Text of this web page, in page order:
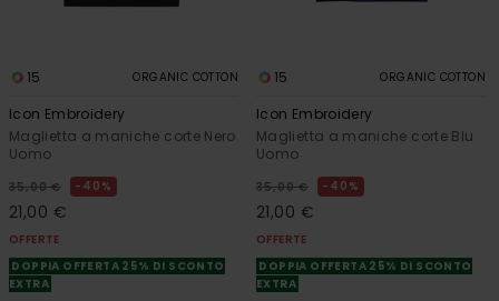
15 ORGANIC COTTON
Icon Embroidery
Maglietta a maniche corte Nero
Uomo
35,00 € 40%
21,00 €
OFFERTE
DOPPIA OFFERTA 25% DI SCONTO
EXTRA
15 ORGANIC COTTON
Icon Embroidery
Maglietta a maniche corte Blu
Uomo
35,00 € 40%
21,00 €
OFFERTE
DOPPIA OFFERTA 25% DI SCONTO
EXTRA